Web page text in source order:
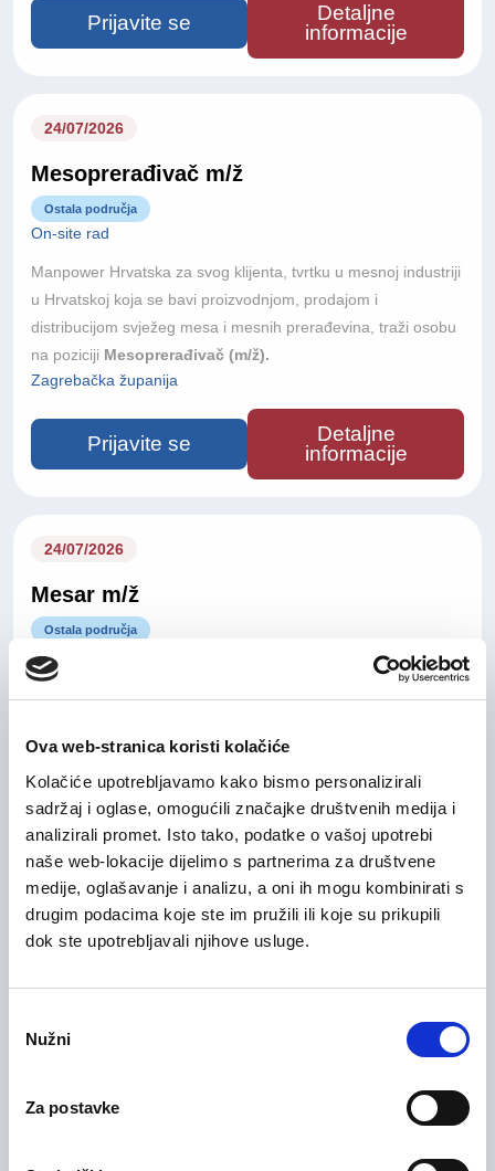
Ova web-stranica koristi kolačiće
Kolačiće upotrebljavamo kako bismo personalizirali
sadržaj i oglase, omogućili značajke društvenih medija i
analizirali promet. Isto tako, podatke o vašoj upotrebi
naše web-lokacije dijelimo s partnerima za društvene
medije, oglašavanje i analizu, a oni ih mogu kombinirati s
drugim podacima koje ste im pružili ili koje su prikupili
dok ste upotrebljavali njihove usluge.
pristanka
Nužni
Za postavke
Prijavite se
Detaljne
informacije
24/07/2026
Mesoprerađivač m/ž
Ostala područja
On-site rad
Manpower Hrvatska za svog klijenta, tvrtku u mesnoj industriji
u Hrvatskoj koja se bavi proizvodnjom, prodajom i
distribucijom svježeg mesa i mesnih prerađevina, traži osobu
na poziciji Mesoprerađivač (m/ž).
Zagrebačka županija
Prijavite se
Detaljne
informacije
24/07/2026
Mesar m/ž
Ostala područja
On-site rad
distribucijom svježeg mesa i mesnih prerađevina, traži osobu
na pozicijiMesar (m/ž).
Zagrebačka županija
Prijavite se
Detaljne
informacije
Manpower Hrvatska za svog klijenta, tvrtku u mesnoj industriji